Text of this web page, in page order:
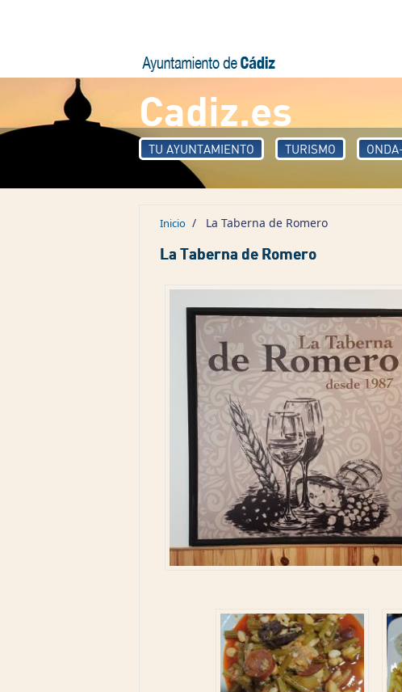
Cadiz.es
TU AYUNTAMIENTO TURISMO
Inicio / La Taberna de Romero
La Taberna de Romero